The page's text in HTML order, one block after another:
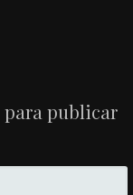
para publicar